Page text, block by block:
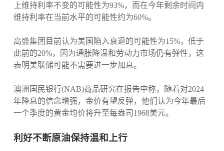
上维持利率不变的可能性为93%，而在今年剩余时间内
维持利率在当前水平的可能性约为60%。
高盛集团目前认为美国陷入衰退的可能性为15%，低于
此前的20%，因为通胀降温和劳动力市场仍有弹性，这
表明美联储可能不需要进一步加息。
澳洲国民银行(NAB)商品研究在报告中称，随着对2024
年降息的信念增强，金价有望反弹，他们认为今年最后
一个季度的黄金均价将升至每盎司1968美元。
利好不断原油保持温和上行